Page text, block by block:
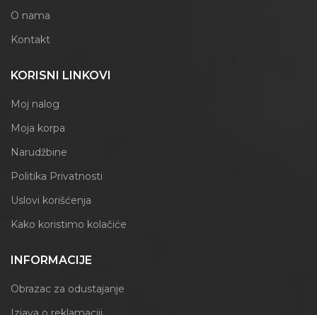
O nama
Kontakt
KORISNI LINKOVI
Moj nalog
Moja korpa
Narudžbine
Politika Privatnosti
Uslovi korišćenja
Kako koristimo kolačiće
INFORMACIJE
Obrazac za odustajanje